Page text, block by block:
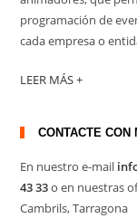
programación de
cada empresa o
LEER MÁS +
CONTACTE CON
En nuestro e-mail
43 33o en nuestras
Cambrils, Tarragona